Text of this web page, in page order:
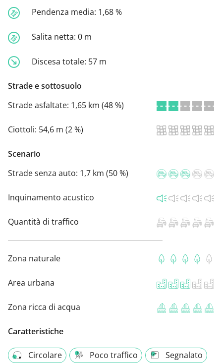
Pendenza media: 1,68 %
Salita netta: 0 m
Discesa totale: 57 m
Strade e sottosuolo
Strade asfaltate: 1,65 km (48 %)
Ciottoli: 54,6 m (2 %)
Scenario
Strade senza auto: 1,7 km (50 %)
Inquinamento acustico
Quantità di traffico
Zona naturale
Area urbana
Zona ricca di acqua
Caratteristiche
Circolare Poco traffico
Segnalato